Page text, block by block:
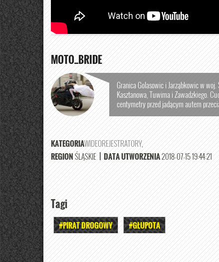
MOTO_BRIDE
Granica Golasowic i Jarząbkowic w
Kasztanowa, Tuwima i Zawadzkiego.
centymetry przed jadącym autem
KATEGORIAWIDEOREJESTRATORY,
REGIONŚLĄSKIE| DATA UTWORZENIA2018-07-15 19:44:21
Tagi
#PIRAT DROGOWY #GŁUPOTA